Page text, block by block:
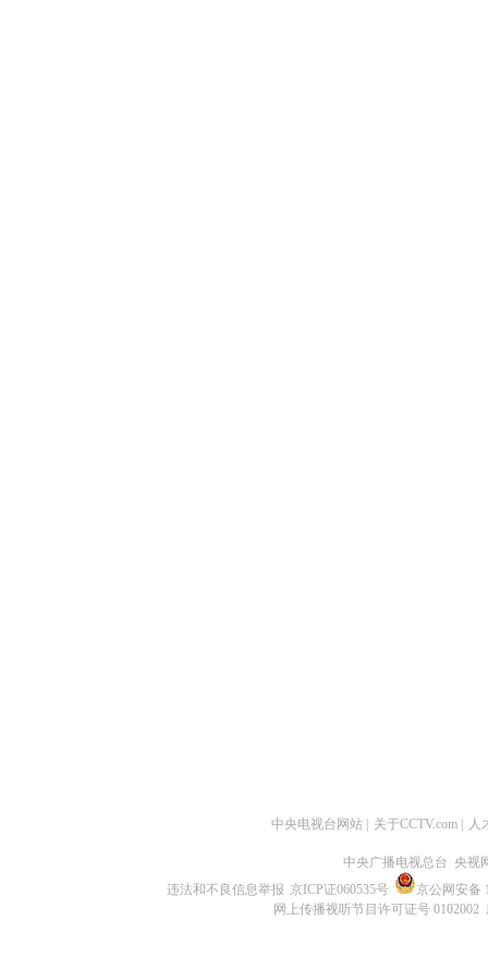
中央电视台网站 关于CCTV.com 人
中央广播电视总台 央视
违法和不良信息举报 京ICP证060535号
京公网安备
网上传播视听节目许可证号 0102002